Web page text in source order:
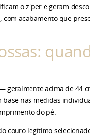
o zíper e geram
com acabamento que
geralmente acima de 44
base nas medidas
do pé.
couro legítimo